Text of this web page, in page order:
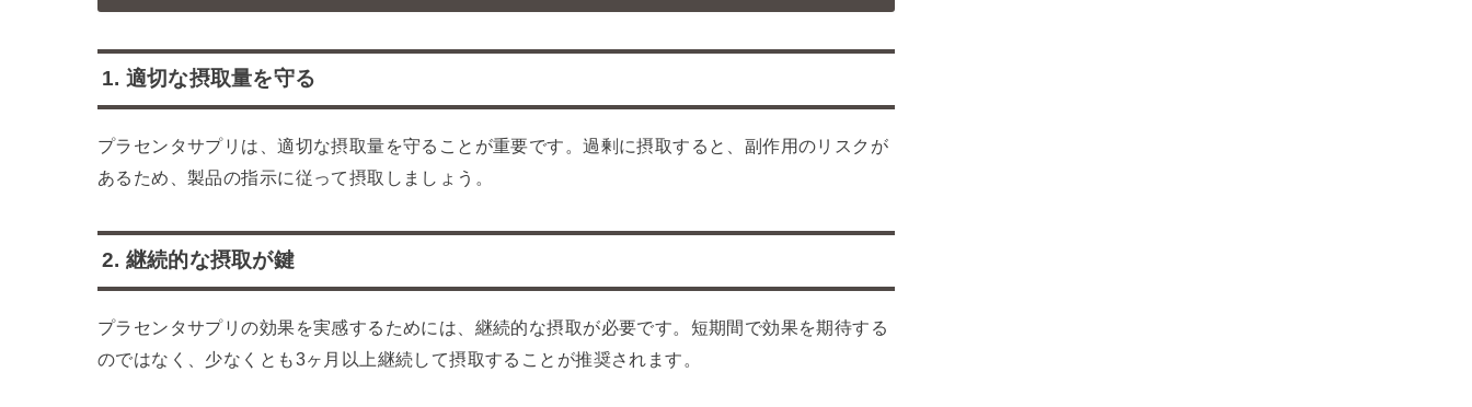
1. 適切な摂取量を守る
プラセンタサプリは、適切な摂取量を守ることが重要です。過剰に摂取すると、副作用のリスクが
あるため、製品の指示に従って摂取しましょう。
2. 継続的な摂取が鍵
プラセンタサプリの効果を実感するためには、継続的な摂取が必要です。短期間で効果を期待する
のではなく、少なくとも3ヶ月以上継続して摂取することが推奨されます。